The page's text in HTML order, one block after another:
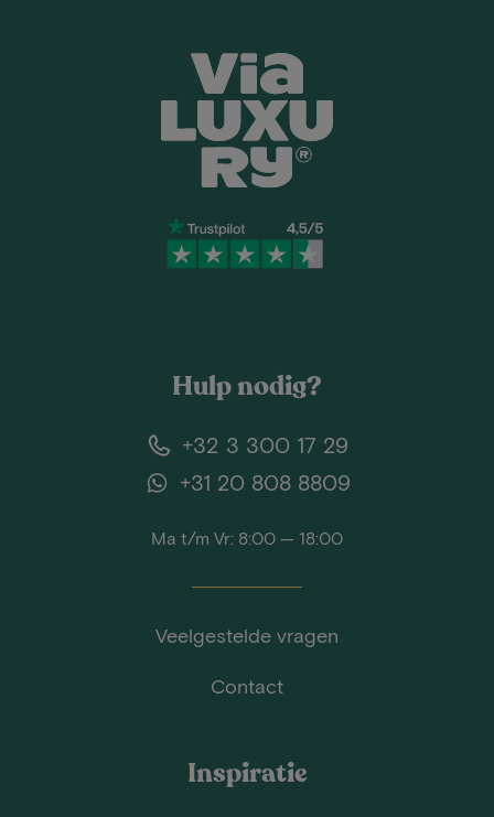
Hulp nodig?
+32 3 300 17 29
+31 20 808 8809
Ma t/m Vr: 8:00 — 18:00
Veelgestelde vragen
Contact
Inspiratie